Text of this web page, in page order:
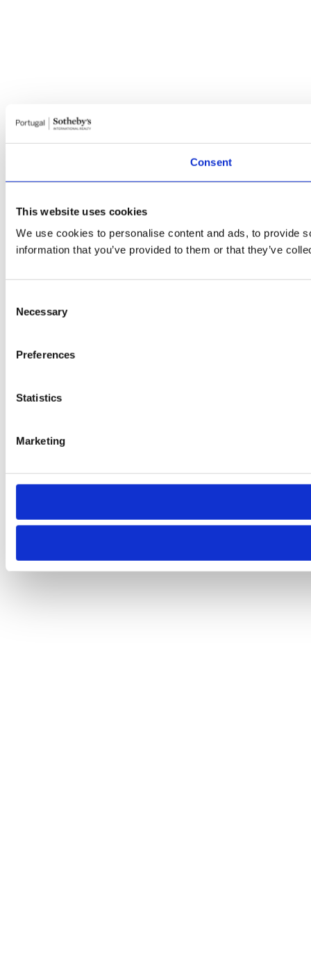
Consent
This website uses cookies
We use cookies to personalise content and ads, to provide
information that you’ve provided to them or that they’ve
Selection
Necessary
Preferences
Statistics
Marketing